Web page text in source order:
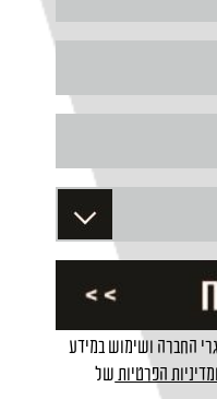
החברה ושימוש במידע
ומדיניות הפרטיות של